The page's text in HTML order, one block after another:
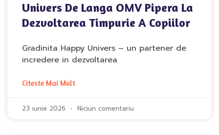
Univers De Langa OMV Pipera La
Dezvoltarea Timpurie A Copiilor
Gradinita Happy Univers – un partener de
incredere in dezvoltarea
Citeste Mai Mult
23 iunie 2026 Niciun comentariu